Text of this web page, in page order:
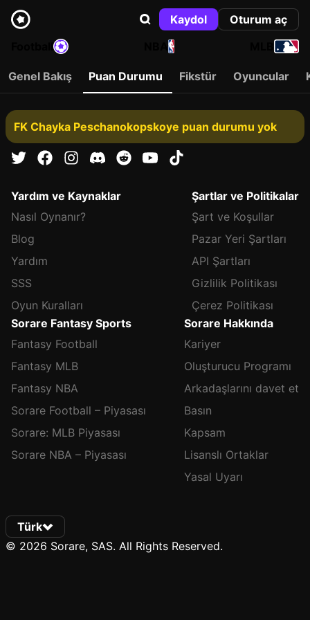
Kaydol
Oturum aç
NBA
Genel Bakış Puan Durumu Fikstür Oyuncular
FK Chayka Peschanokopskoye puan durumu yok
Yardım ve Kaynaklar
Nasıl Oynanır?
Blog
Yardım
SSS
Oyun Kuralları
Şartlar ve Politikalar
Şart ve Koşullar
Pazar Yeri Şartları
API Şartları
Gizlilik Politikası
Çerez Politikası
Sorare Fantasy Sports
Fantasy Football
Fantasy MLB
Fantasy NBA
Sorare Football – Piyasası
Sorare: MLB Piyasası
Sorare NBA – Piyasası
Sorare Hakkında
Kariyer
Oluşturucu Programı
Arkadaşlarını davet et
Basın
Kapsam
Lisanslı Ortaklar
Yasal Uyarı
Türk
© 2026 Sorare, SAS. All Rights Reserved.